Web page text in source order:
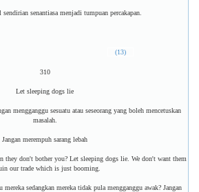
senantiasa menjadi tumpuan percakapan.
(13)
310
Let sleeping dogs lie
mengganggu sesuatu atau seseorang yang boleh mencetuskan
masalah.
Jangan merempuh sarang lebah
they don't bother you? Let sleeping dogs lie. We don't want them
our trade which is just booming.
mereka sedangkan mereka tidak pula mengganggu awak? Jangan